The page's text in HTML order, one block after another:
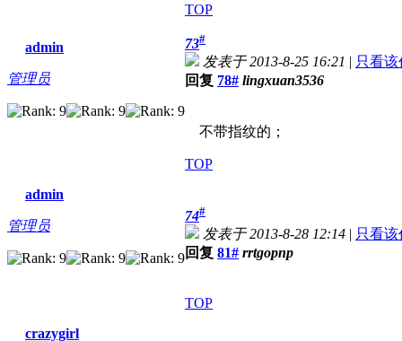
TOP
admin
管理员
73#
发表于 2013-8-25 16:21 | 只看该
回复 78# lingxuan3536
不带指纹的；
TOP
admin
管理员
74#
发表于 2013-8-28 12:14 | 只看该
回复 81# rrtgopnp
TOP
crazygirl